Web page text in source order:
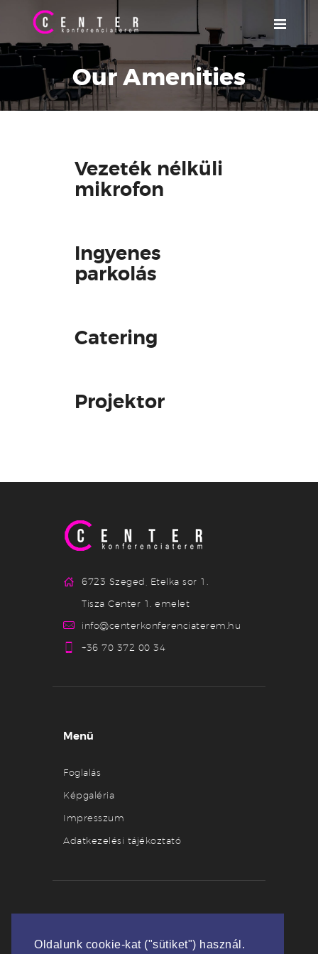
Oldalunk cookie-kat ("sütiket") használ.
Our Amenities
FŐOLDAL
ÁRAK
FELSZERELTSÉG
KAPCSOLAT
Vezeték nélküli
mikrofon
Ingyenes
parkolás
Catering
Projektor
6723 Szeged, Etelka sor 1.
Tisza Center 1. emelet
info@centerkonferenciaterem.hu
+36 70 372 00 34
Menü
Foglalás
Képgaléria
Impresszum
Adatkezelési tájékoztató